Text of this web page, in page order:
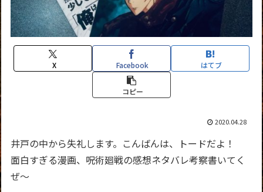
X Facebook はてブ
コピー
2020.04.28
井戸の中から失礼します。こんばんは、トードだよ！
面白すぎる漫画、呪術廻戦の感想ネタバレ考察書いてく
ぜ～